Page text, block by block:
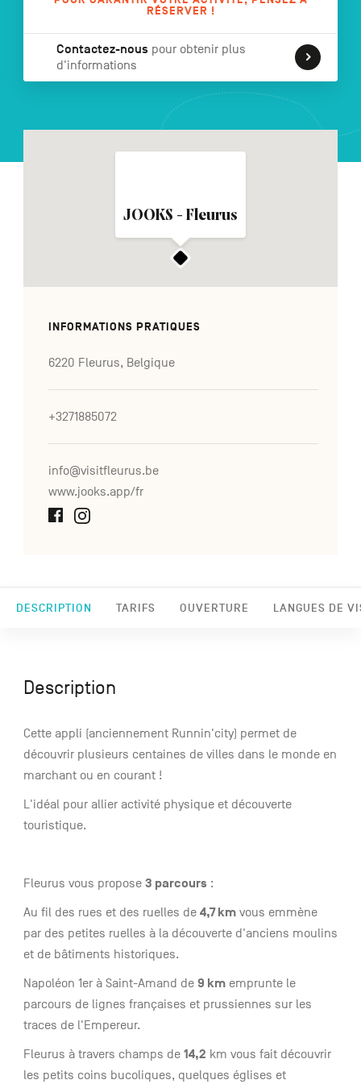
secondaire
RÉSERVER !
Contactez-nous pour obtenir plus
d'informations
DESCRIPTION TARIFS OUVERTURE LANGUES DE
JOOKS - Fleurus
INFORMATIONS PRATIQUES
6220 Fleurus, Belgique
+3271885072
info@visitfleurus.be
www.jooks.app/fr
Description
Cette appli (anciennement Runnin'city) permet de
découvrir plusieurs centaines de villes dans le monde en
marchant ou en courant !
L'idéal pour allier activité physique et découverte
touristique.
Fleurus vous propose 3 parcours :
Au fil des rues et des ruelles de 4,7 kmvous emmène
par des petites ruelles à la découverte d'anciens moulins
et de bâtiments historiques.
Napoléon 1er à Saint-Amand de 9 kmemprunte le
parcours de lignes françaises et prussiennes sur les
traces de l'Empereur.
Fleurus à travers champs de 14,2 km vous fait découvrir
les petits coins bucoliques, quelques églises et